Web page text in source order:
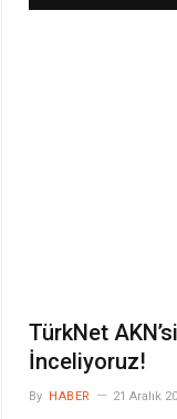
TürkNet
İnceliyoruz!
By HABER 21 Aralık